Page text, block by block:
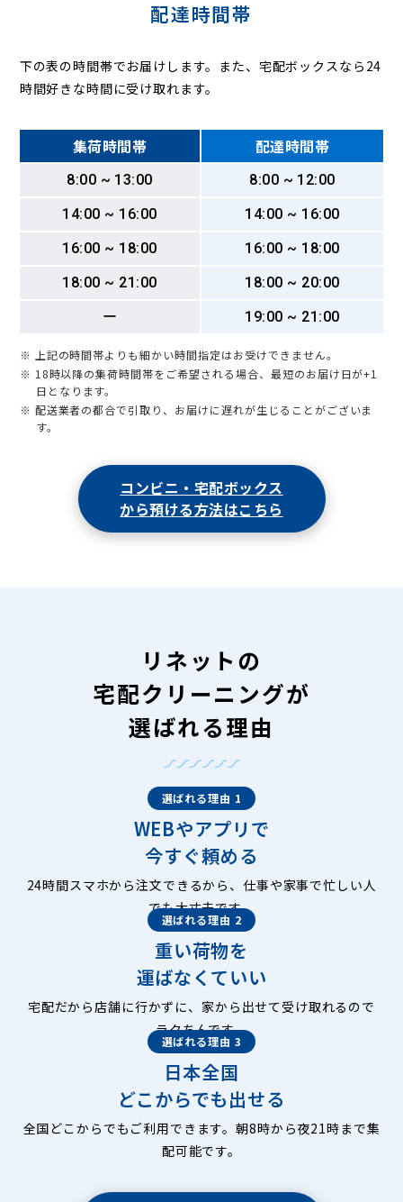
配達時間帯
下の表の時間帯でお届けします。また、宅配ボックスなら24
時間好きな時間に受け取れます。
集荷時間帯 配達時間帯
8:00 ~ 13:00
8:00 ~ 12:00
14:00 ~ 16:00
14:00 ~ 16:00
16:00 ~ 18:00
16:00 ~ 18:00
18:00 ~ 21:00
18:00 ~ 20:00
ー
19:00 ~ 21:00
※ 上記の時間帯よりも細かい時間指定はお受けできません。
※ 18時以降の集荷時間帯をご希望される場合、最短のお届け日が+1
日となります。
※ 配送業者の都合で引取り、お届けに遅れが生じることがございま
す。
コンビニ・宅配ボックス
から預ける方法はこちら
リネットの
宅配クリーニングが
選ばれる理由
選ばれる理由 1
WEBやアプリで
今すぐ頼める
24時間スマホから注文できるから、仕事や家事で忙しい人
でも大丈夫です。
選ばれる理由 2
重い荷物を
運ばなくていい
宅配だから店舗に行かずに、家から出せて受け取れるので
ラクちんです。
選ばれる理由 3
日本全国
どこからでも出せる
全国どこからでもご利用できます。朝8時から夜21時まで集
配可能です。